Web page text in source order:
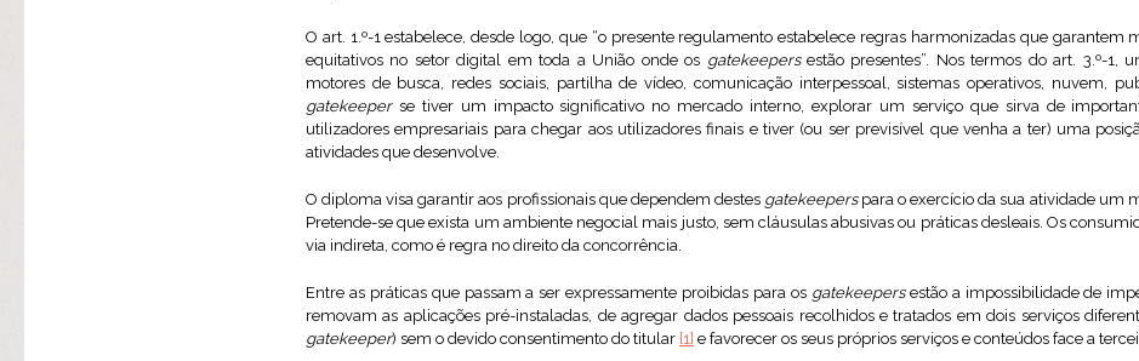
O art. 1.º-1 estabelece, desde logo, que “o presente regulamento estabelece regras harmonizadas que garantem
equitativos no setor digital em toda a União onde os gatekeepersestão presentes”. Nos termos do art. 3.º-1,
motores de busca, redes sociais, partilha de vídeo, comunicação interpessoal, sistemas operativos, nuvem,
gatekeeperse tiver um impacto significativo no mercado interno, explorar um serviço que sirva de
utilizadores empresariais para chegar aos utilizadores finais e tiver (ou ser previsível que venha a ter) uma
atividades que desenvolve.
O diploma visa garantir aos profissionais que dependem destes gatekeeperspara o exercício da sua atividade um
Pretende-se que exista um ambiente negocial mais justo, sem cláusulas abusivas ou práticas desleais. Os
via indireta, como é regra no direito da concorrência.
Entre as práticas que passam a ser expressamente proibidas para os gatekeepersestão a impossibilidade de
removam as aplicações pré-instaladas, de agregar dados pessoais recolhidos e tratados em dois serviços
gatekeeper) sem o devido consentimento do titular [1] e favorecer os seus próprios serviços e conteúdos face a